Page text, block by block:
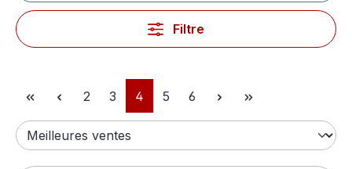
Filtre
Page
2 Page
3 Page
4 Page
5 Page
6